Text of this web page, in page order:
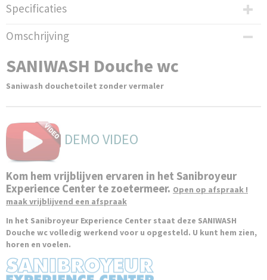
Specificaties
Productcode
3308815099514
3308815099514
Productcode leverancier
33,00 Kg
Bruto gewicht
38,00 Kg
Afmetingen (l,b,h)
59,10 x 37,60 x 40,80 cm
Omschrijving
SANIWASH Douche wc
Saniwash douchetoilet zonder vermaler
DEMO VIDEO
Kom hem vrijblijven ervaren in het Sanibroyeur
Experience Center te zoetermeer. Open op afspraak !
maak vrijblijvend een afspraak
In het Sanibroyeur Experience Center staat deze SANIWASH
Douche wc volledig werkend voor u opgesteld. U kunt hem zien,
horen en voelen.